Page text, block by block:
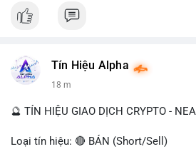
#binancesquare
#vlikevn #titanbot
📰 Nguồn: Cointelegraph
Tín Hiệu Alpha
18 m
🔮 TÍN HIỆU GIAO DỊCH CRYPTO -
Loại tín hiệu: 🔴 BÁN (Short/Sell)